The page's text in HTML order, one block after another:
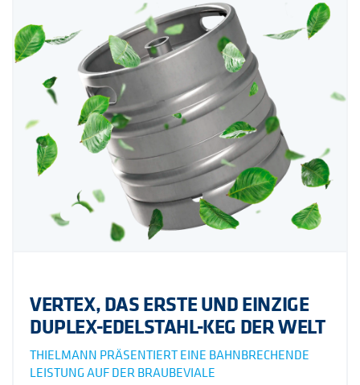
VERTEX, DAS ERSTE UND EINZIGE
DUPLEX-EDELSTAHL-KEG DER WELT
THIELMANN PRÄSENTIERT EINE BAHNBRECHENDE
LEISTUNG AUF DER BRAUBEVIALE